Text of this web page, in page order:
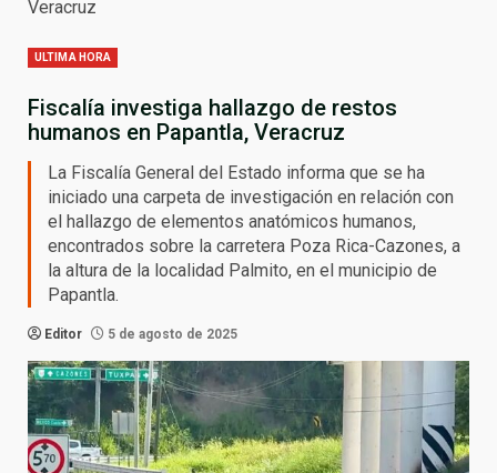
Veracruz
ULTIMA HORA
Fiscalía investiga hallazgo de restos
humanos en Papantla, Veracruz
La Fiscalía General del Estado informa que se ha
iniciado una carpeta de investigación en relación con
el hallazgo de elementos anatómicos humanos,
encontrados sobre la carretera Poza Rica-Cazones, a
la altura de la localidad Palmito, en el municipio de
Papantla.
Editor 5 de agosto de 2025